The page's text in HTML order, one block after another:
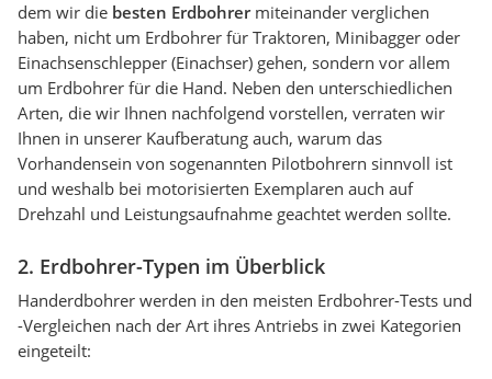
dem wir die besten Erdbohrermiteinander verglichen
haben, nicht um Erdbohrer für Traktoren, Minibagger oder
Einachsenschlepper (Einachser) gehen, sondern vor allem
um Erdbohrer für die Hand. Neben den unterschiedlichen
Arten, die wir Ihnen nachfolgend vorstellen, verraten wir
Ihnen in unserer Kaufberatung auch, warum das
Vorhandensein von sogenannten Pilotbohrern sinnvoll ist
und weshalb bei motorisierten Exemplaren auch auf
Drehzahl und Leistungsaufnahme geachtet werden sollte.
2. Erdbohrer-Typen im Überblick
Handerdbohrer werden in den meisten Erdbohrer-Tests und
-Vergleichen nach der Art ihres Antriebs in zwei Kategorien
eingeteilt: